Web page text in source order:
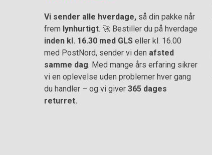
Vi sender alle hverdage, så din pakke når
frem lynhurtigt. 🚀 Bestiller du på hverdage
inden kl. 16.30 med GLS eller kl. 16.00
med PostNord, sender vi den afsted
samme dag. Med mange års erfaring sikrer
vi en oplevelse uden problemer hver gang
du handler – og vi giver 365 dages
returret.